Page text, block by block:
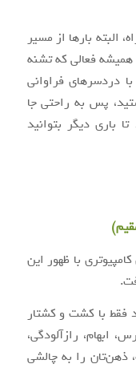
البته بارها از مسیر
فعالی که تشنه
دردسرهای فراوانی
پس به راحتی جا
باری دیگر بتوانید
با ظهور این
فقط با کشت و کشتار
ابهام، رازآلودگی،
ذهن‌تان را به چالشی